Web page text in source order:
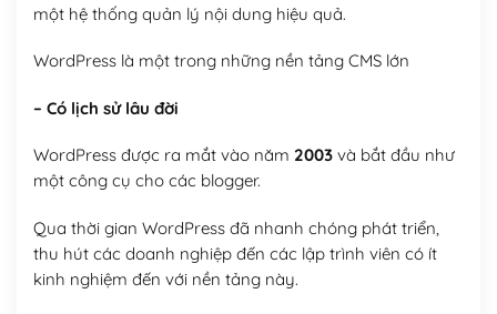
một hệ thống quản lý nội dung hiệu quả.
WordPress là một trong những nền tảng CMS lớn
– Có lịch sử lâu đời
WordPress được ra mắt vào năm 2003và bắt đầu như
một công cụ cho các blogger.
Qua thời gian WordPress đã nhanh chóng phát triển,
thu hút các doanh nghiệp đến các lập trình viên có ít
kinh nghiệm đến với nền tảng này.